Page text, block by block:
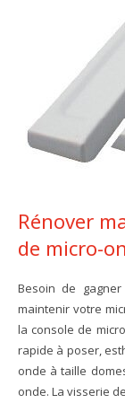
Rénover
de micro-
Besoin de
maintenir votre
la console de
rapide à poser,
onde à taille
onde. La visserie